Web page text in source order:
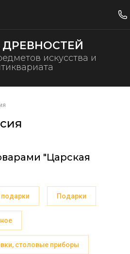
искусства и
"Царская
подарки Подарки
столовые приборы